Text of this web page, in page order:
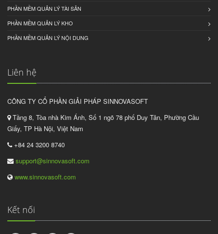
PHẦN MỀM QUẢN LÝ TÀI SẢN
PHẦN MỀM QUẢN LÝ KHO
PHẦN MỀM QUẢN LÝ NỘI DUNG
Liên hệ
CÔNG TY CỔ PHẦN GIẢI PHÁP SINNOVASOFT
Tầng 8, Tòa nhà Kim Ánh, Số 1 ngõ 78 phố Duy Tân, Phường Cầu
Giấy, TP Hà Nội, Việt Nam
+84 24 3200 8740
support@sinnovasoft.com
www.sinnovasoft.com
Kết nối